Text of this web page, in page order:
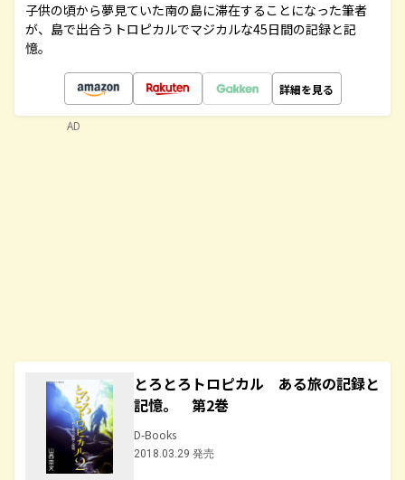
子供の頃から夢見ていた南の島に滞在することになった筆者
が、島で出合うトロピカルでマジカルな45日間の記録と記
憶。
詳細を見る
とろとろトロピカル ある旅の記録と
記憶。 第2巻
D-Books
2018.03.29 発売
AD